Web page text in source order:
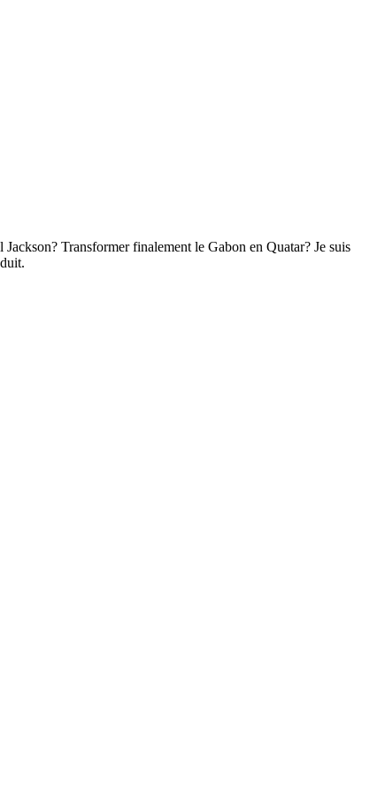
Transformer finalement le Gabon en Quatar? Je suis